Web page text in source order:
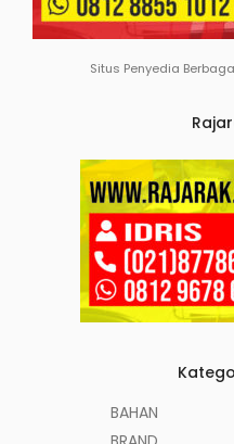
Situs Penyedia
BAHAN